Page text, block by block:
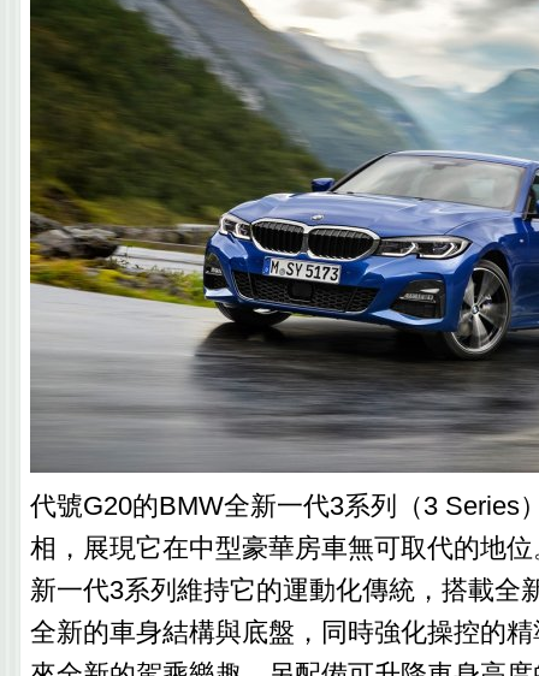
代號G20的BMW全新一代3系列（3 Series
相，展現它在中型豪華房車無可取代的地
新一代3系列維持它的運動化傳統，搭載全
全新的車身結構與底盤，同時強化操控的